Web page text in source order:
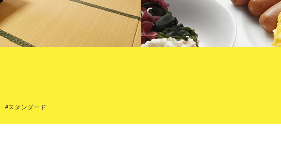
#スタンダード